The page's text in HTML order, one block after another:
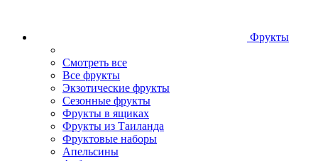
Фрукты
Смотреть все
Все фрукты
Экзотические фрукты
Сезонные фрукты
Фрукты в ящиках
Фрукты из Таиланда
Фруктовые наборы
Апельсины